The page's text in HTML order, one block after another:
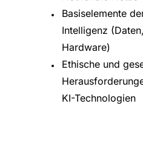
Basiselemente
Intelligenz
Hardware)
Ethische und
KI-Technologien